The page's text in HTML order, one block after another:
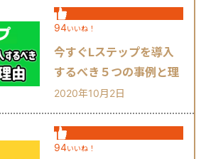
94いいね！
今すぐLステップを導入
するべき５つの事例と理
由
2020年10月2日
94いいね！